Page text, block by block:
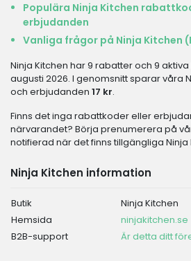
Populära Ninja Kitchen
erbjudanden
Vanliga frågor på Ninja Kitchen
Ninja Kitchen har 9 rabatter och 9
augusti 2026. I genomsnitt sparar våra
och erbjudanden 17 kr.
Finns det inga rabattkoder eller
närvarandet? Börja prenumerera på
notifierad när det finns tillgängliga
Ninja Kitchen information
Butik
Ninja Kitchen
Hemsida
ninjakitchen.se
B2B-support
Är detta ditt